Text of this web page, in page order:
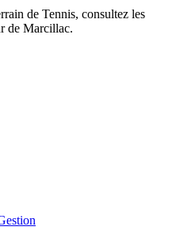
de Tennis, consultez les
de Marcillac.